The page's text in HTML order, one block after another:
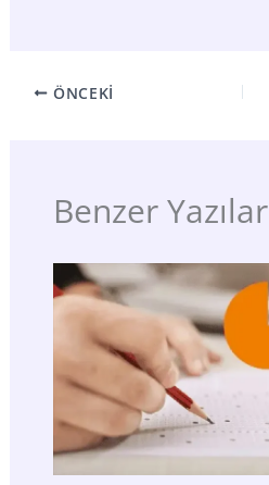
ÖNCEKI
Benzer Yazılar